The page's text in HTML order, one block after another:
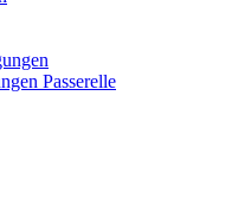
Passerelle